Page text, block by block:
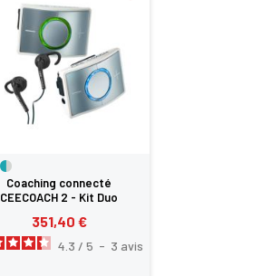
Coaching connecté
CEECOACH 2 - Kit Duo
351,40 €
4.3 / 5 - 3 avis